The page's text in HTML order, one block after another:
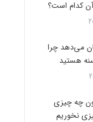
کدام است؟
می‌دهد چرا
هستید
چه چیزی
نخوریم